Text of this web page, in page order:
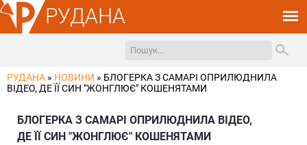
РУДАНА
РУДАНА » НОВИНИ » БЛОГЕРКА З САМАРІ ОПРИЛЮДНИЛА
ВІДЕО, ДЕ ЇЇ СИН "ЖОНГЛЮЄ" КОШЕНЯТАМИ
БЛОГЕРКА З САМАРІ ОПРИЛЮДНИЛА ВІДЕО,
ДЕ ЇЇ СИН "ЖОНГЛЮЄ" КОШЕНЯТАМИ